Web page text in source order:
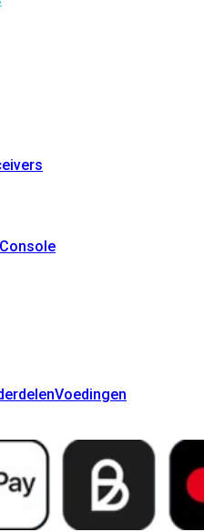
Console
Voedingen